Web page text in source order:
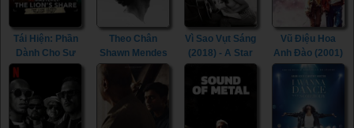
Tái Hiện: Phần
Dành Cho Sư
ReMastered:
The Lion's
Share (2019)
Theo Chân
Shawn Mendes
Mendes: In
Wonder (2020)
Vì Sao Vụt Sáng
(2018) - A Star
Vũ Điệu Hoa
Anh Đào (2001)
- Para Para
Sakura (2001)